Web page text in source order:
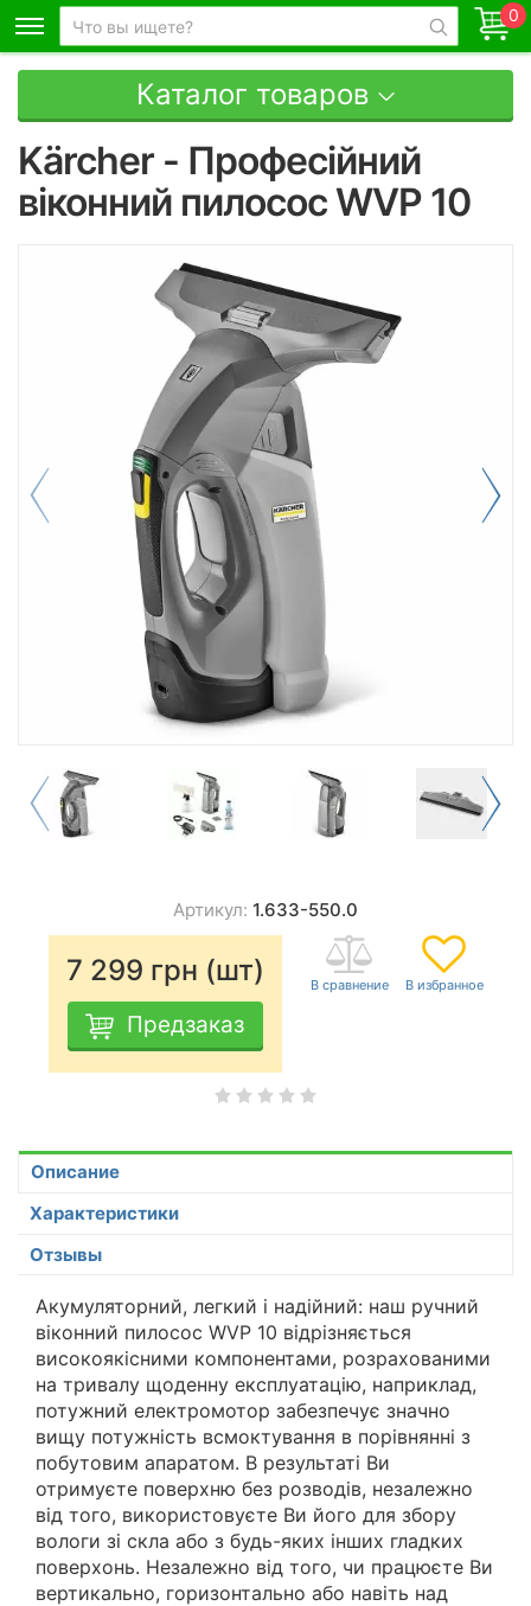
0
Каталог товаров
Kärcher - Професійний
віконний пилосос WVP 10
Артикул: 1.633-550.0
7 299 грн (шт)
Предзаказ
Описание
Характеристики
Отзывы
Акумуляторний, легкий і надійний: наш ручний
віконний пилосос WVP 10 відрізняється
високоякісними компонентами, розрахованими
на тривалу щоденну експлуатацію, наприклад,
потужний електромотор забезпечує значно
вищу потужність всмоктування в порівнянні з
побутовим апаратом. В результаті Ви
отримуєте поверхню без розводів, незалежно
від того, використовуєте Ви його для збору
вологи зі скла або з будь-яких інших гладких
поверхонь. Незалежно від того, чи працюєте Ви
вертикально, горизонтально або навіть над